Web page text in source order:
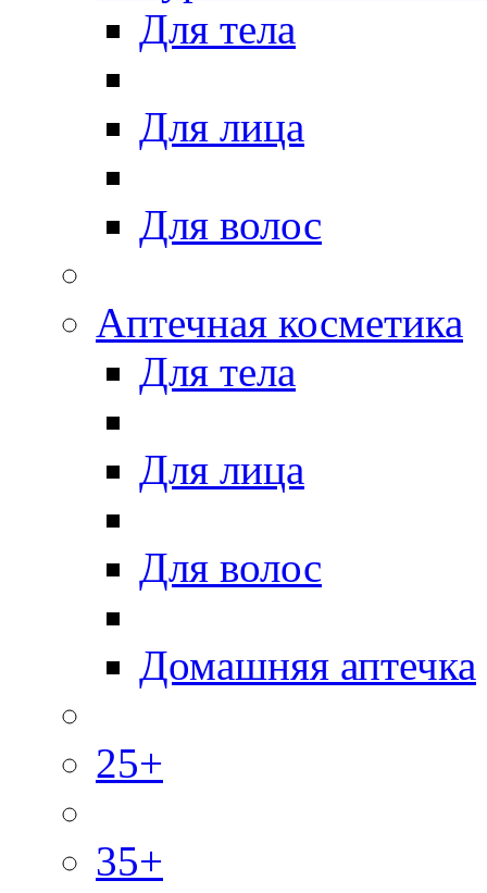
Для тела
Для лица
Для волос
Аптечная косметика
Для тела
Для лица
Для волос
Домашняя аптечка
25+
35+